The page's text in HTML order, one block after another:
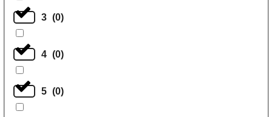
3 (0)
4 (0)
5 (0)